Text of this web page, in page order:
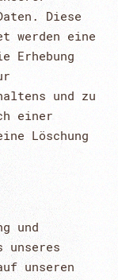
Diese
werden eine
Erhebung
und zu
einer
Löschung
und
unseres
unseren